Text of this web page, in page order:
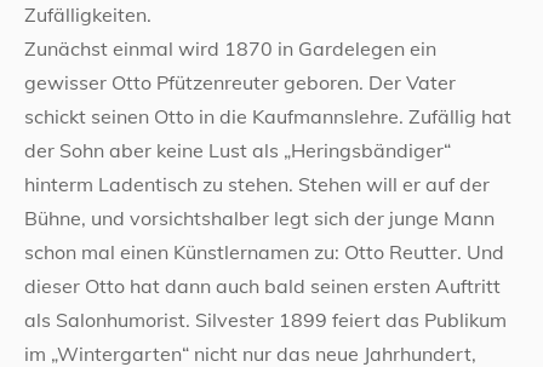
Zufälligkeiten.
Zunächst einmal wird 1870 in Gardelegen ein
gewisser Otto Pfützenreuter geboren. Der Vater
schickt seinen Otto in die Kaufmannslehre. Zufällig hat
der Sohn aber keine Lust als „Heringsbändiger“
hinterm Ladentisch zu stehen. Stehen will er auf der
Bühne, und vorsichtshalber legt sich der junge Mann
schon mal einen Künstlernamen zu: Otto Reutter. Und
dieser Otto hat dann auch bald seinen ersten Auftritt
als Salonhumorist. Silvester 1899 feiert das Publikum
im „Wintergarten“ nicht nur das neue Jahrhundert,